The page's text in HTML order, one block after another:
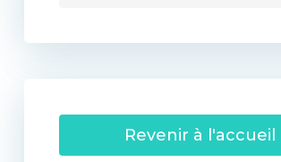
Revenir à l'accueil